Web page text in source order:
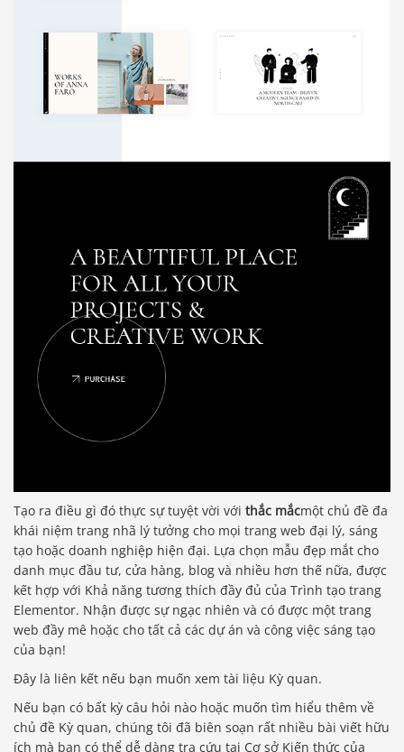
Tạo ra điều gì đó thực sự tuyệt vời với thắc mắcmột chủ đề đa
khái niệm trang nhã lý tưởng cho mọi trang web đại lý, sáng
tạo hoặc doanh nghiệp hiện đại. Lựa chọn mẫu đẹp mắt cho
danh mục đầu tư, cửa hàng, blog và nhiều hơn thế nữa, được
kết hợp với Khả năng tương thích đầy đủ của Trình tạo trang
Elementor. Nhận được sự ngạc nhiên và có được một trang
web đầy mê hoặc cho tất cả các dự án và công việc sáng tạo
của bạn!
Đây là liên kết nếu bạn muốn xem tài liệu Kỳ quan.
Nếu bạn có bất kỳ câu hỏi nào hoặc muốn tìm hiểu thêm về
chủ đề Kỳ quan, chúng tôi đã biên soạn rất nhiều bài viết hữu
ích mà bạn có thể dễ dàng tra cứu tại Cơ sở Kiến thức của